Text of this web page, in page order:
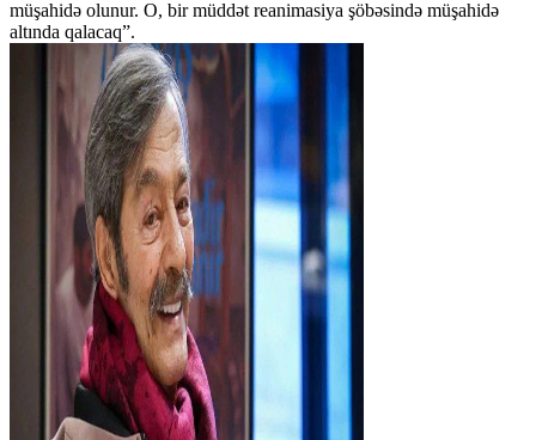
müşahidə olunur. O, bir müddət reanimasiya şöbəsində müşahidə
altında qalacaq”.